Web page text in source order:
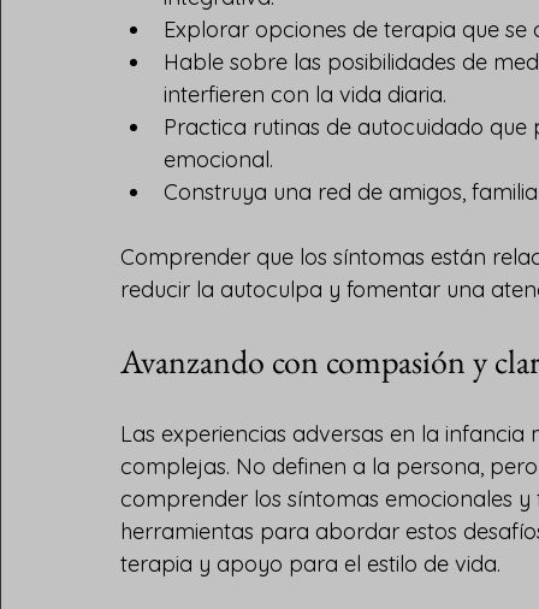
Explorar opciones de terapia que
Hable sobre las posibilidades de
interfieren con la vida diaria.
Practica rutinas de autocuidado
emocional.
Construya una red de amigos,
Comprender que los síntomas están
reducir la autoculpa y fomentar una
Avanzando con compasión y
Las experiencias adversas en la
complejas. No definen a la persona,
comprender los síntomas emocionales
herramientas para abordar estos
terapia y apoyo para el estilo de vida.